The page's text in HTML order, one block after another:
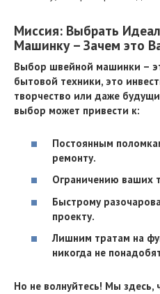
Миссия: Выбрать
Машинку – Зачем это
Выбор швейной машинки –
бытовой техники, это
творчество или даже
выбор может привести к:
Постоянным
ремонту.
Ограничению ваших
Быстрому
проекту.
Лишним тратам на
никогда не
Но не волнуйтесь! Мы